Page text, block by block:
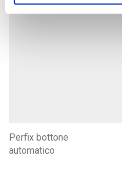
Perfix bottone
automatico